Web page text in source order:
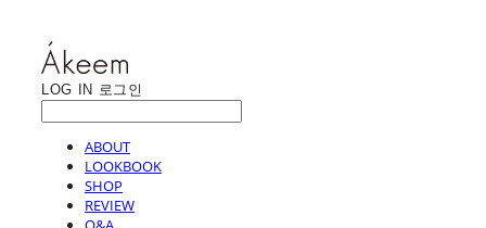
LOG IN 로그인
ABOUT
LOOKBOOK
SHOP
REVIEW